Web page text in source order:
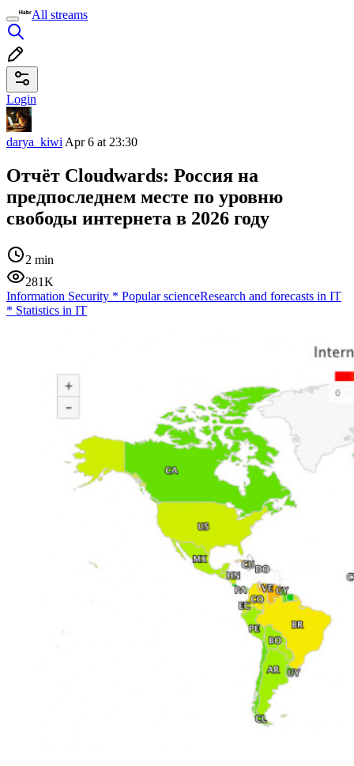
All streams
Login
darya_kiwi Apr 6 at 23:30
Отчёт Cloudwards: Россия на
предпоследнем месте по уровню
свободы интернета в 2026 году
2 min
281K
Information Security * Popular scienceResearch and forecasts in IT
* Statistics in IT